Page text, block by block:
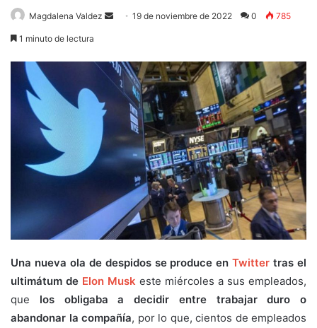
Magdalena Valdez
Send19 de noviembre de 2022 0 785
1 minuto de lectura
Una nueva ola de despidos se produce enTwitter tras el
ultimátum de Elon Musk este miércoles a sus empleados,
que los obligaba a decidir entre trabajar duro o
abandonar la compañía, por lo que, cientos de empleados